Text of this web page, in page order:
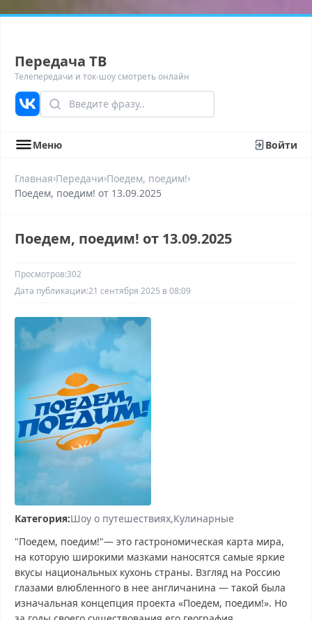
Передача ТВ
Телепередачи и ток-шоу смотреть онлайн
Меню Войти
Главная›Передачи›Поедем, поедим!›
Поедем, поедим! от 13.09.2025
Поедем, поедим! от 13.09.2025
Просмотров:302
Дата публикации:21 сентября 2025 в 08:09
Категория:Шоу о путешествиях Кулинарные
"Поедем, поедим!"— это гастрономическая карта мира,
на которую широкими мазками наносятся самые яркие
вкусы национальных кухонь страны. Взгляд на Россию
глазами влюбленного в нее англичанина — такой была
изначальная концепция проекта «Поедем, поедим!». Но